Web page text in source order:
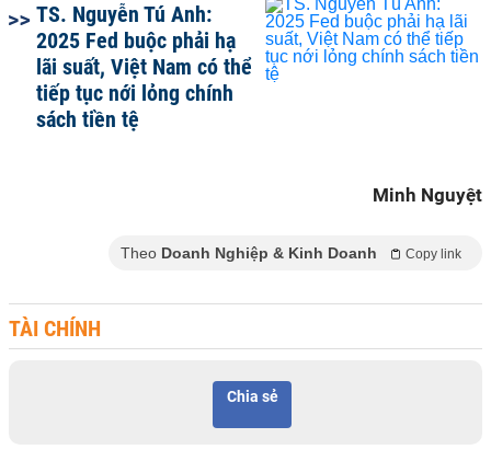
TS. Nguyễn Tú Anh:
2025 Fed buộc phải hạ
lãi suất, Việt Nam có thể
tiếp tục nới lỏng chính
sách tiền tệ
Minh Nguyệt
Theo Doanh Nghiệp & Kinh Doanh Copy link
TÀI CHÍNH
Chia sẻ